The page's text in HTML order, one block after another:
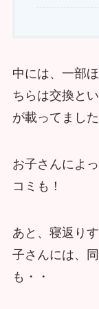
中には、一部
ちらは交換と
が載ってました
お子さんによ
コミも！
あと、寝返り
子さんには、
も・・